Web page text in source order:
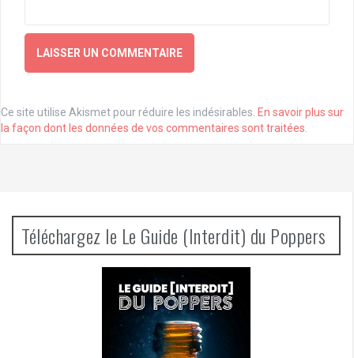
Ce site utilise Akismet pour réduire les indésirables. En savoir plus sur
la façon dont les données de vos commentaires sont traitées
Téléchargez le Le Guide (Interdit) du Poppers